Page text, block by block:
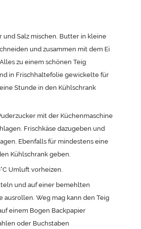
und Salz mischen. Butter in kleine
und zusammen mit dem Ei
zu einem schönen Teig
in Frischhaltefolie gewickelte für
Stunde in den Kühlschrank
mit der Küchenmaschine
Frischkäse dazugeben und
Ebenfalls für mindestens eine
Kühlschrank geben.
Umluft vorheizen.
und auf einer bemehlten
ausrollen. Weg mag kann den Teig
einem Bogen Backpapier
oder Buchstaben